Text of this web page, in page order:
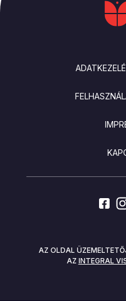
SOCIALS
AZ OLDAL
AZ INTEGRAL